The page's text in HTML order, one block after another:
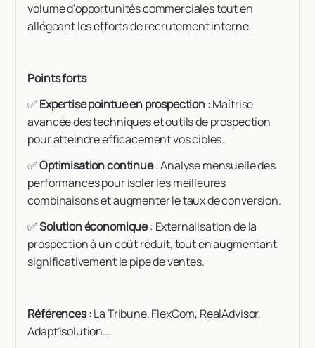
volume d’opportunités commerciales tout en
allégeant les efforts de recrutement interne.
Points forts
✅ Expertise pointue en prospection: Maîtrise
avancée des techniques et outils de prospection
pour atteindre efficacement vos cibles.
✅Optimisation continue: Analyse mensuelle des
performances pour isoler les meilleures
combinaisons et augmenter le taux de conversion.
✅Solution économique: Externalisation de la
prospection à un coût réduit, tout en augmentant
significativement le pipe de ventes.
Références :La Tribune, FlexCom, RealAdvisor,
Adapt1solution...